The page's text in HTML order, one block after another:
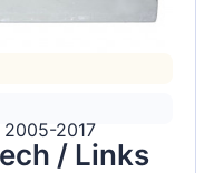
2005-2017
/ Links